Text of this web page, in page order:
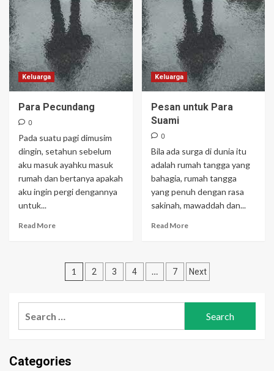
Keluarga
Para Pecundang
0
Pada suatu pagi dimusim
dingin, setahun sebelum
aku masuk ayahku masuk
rumah dan bertanya apakah
aku ingin pergi dengannya
untuk...
Read More
Keluarga
Pesan untuk Para
Suami
0
Bila ada surga di dunia itu
adalah rumah tangga yang
bahagia, rumah tangga
yang penuh dengan rasa
sakinah, mawaddah dan...
Read More
Posts
1 2 3 4 … 7 Next
Categories